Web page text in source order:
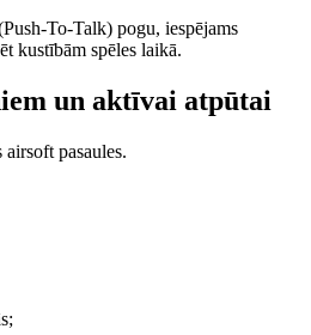
To-Talk) pogu, iespējams
kustībām spēles laikā.
un aktīvai atpūtai
pasaules.